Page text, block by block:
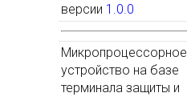
версии 1.0.0
Микропроцессорное
устройство на базе
терминала защиты и